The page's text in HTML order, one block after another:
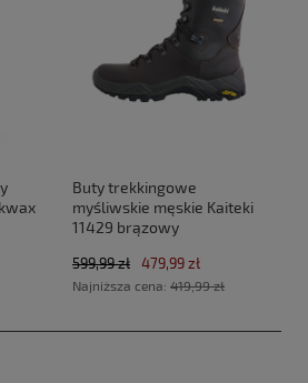
Buty trekkingowe
myśliwskie męskie Kaiteki
11429 brązowy
599,99 zł 479,99 zł
Najniższa cena: 419,99 zł